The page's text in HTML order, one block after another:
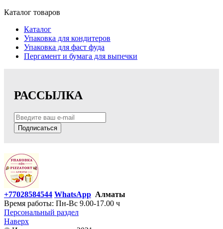
Каталог товаров
Каталог
Упаковка для кондитеров
Упаковка для фаст фуда
Пергамент и бумага для выпечки
РАССЫЛКА
Подписаться
+77028584544 WhatsApp Алматы
Время работы: Пн-Вс 9.00-17.00 ч
Персональный раздел
Наверх